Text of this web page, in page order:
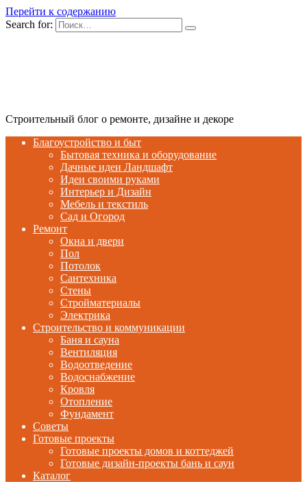
Перейти к содержанию
Search for:
Строительный блог о ремонте, дизайне и декоре
Благоустройство и быт
Бытовая техника и оборудование
Дачные идеи Ландшафт
Идеи своими руками
Интерьер и Дизайн
Мебель и текстиль
Сад и Огород
Ремонт
Окна и двери
Пол
Потолок
Сантехника
Стены
Стройматериалы
Электрика
Строительство и коммуникации
Баня и сауна
Вентиляция
Водоотведение
Водоснабжение
Кровля
Отопление
Фундамент
Советы
Готовые проекты
Готовые проекты домов и коттеджей
Готовые дизайн-проекты бань и саун
Каталог